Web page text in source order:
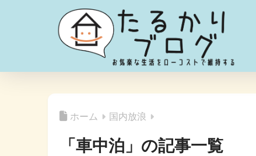
ホーム 国内放浪
「車中泊」の記事一覧